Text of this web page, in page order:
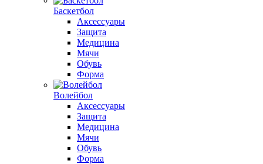
Баскетбол
Аксессуары
Защита
Медицина
Мячи
Обувь
Форма
Волейбол
Аксессуары
Защита
Медицина
Мячи
Обувь
Форма